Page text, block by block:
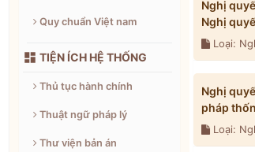
Quy chuẩn Việt nam
 TIỆN ÍCH HỆ THỐNG
Thủ tục hành chính
Thuật ngữ pháp lý
Thư viện bản án
Nghị
Nghị
Loại:
Nghị
pháp
Loại: